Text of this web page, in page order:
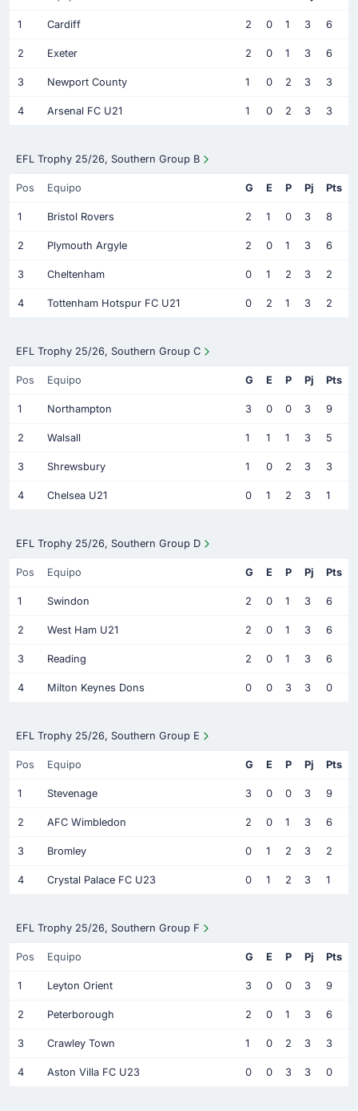
1 Cardiff 2 0 1 3 6
2 Exeter 2 0 1 3 6
3 Newport County 1 0 2 3 3
4 Arsenal FC U21 1 0 2 3 3
EFL Trophy 25/26, Southern Group B
Pos Equipo G E P Pj Pts
1 Bristol Rovers 2 1 0 3 8
2 Plymouth Argyle 2 0 1 3 6
3 Cheltenham 0 1 2 3 2
4 Tottenham Hotspur FC U21 0 2 1 3 2
EFL Trophy 25/26, Southern Group C
Pos Equipo G E P Pj Pts
1 Northampton 3 0 0 3 9
2 Walsall 1 1 1 3 5
3 Shrewsbury 1 0 2 3 3
4 Chelsea U21 0 1 2 3 1
EFL Trophy 25/26, Southern Group D
Pos Equipo G E P Pj Pts
1 Swindon 2 0 1 3 6
2 West Ham U21 2 0 1 3 6
3 Reading 2 0 1 3 6
4 Milton Keynes Dons 0 0 3 3 0
EFL Trophy 25/26, Southern Group E
Pos Equipo G E P Pj Pts
1 Stevenage 3 0 0 3 9
2 AFC Wimbledon 2 0 1 3 6
3 Bromley 0 1 2 3 2
4 Crystal Palace FC U23 0 1 2 3 1
EFL Trophy 25/26, Southern Group F
Pos Equipo G E P Pj Pts
1 Leyton Orient 3 0 0 3 9
2 Peterborough 2 0 1 3 6
3 Crawley Town 1 0 2 3 3
4 Aston Villa FC U23 0 0 3 3 0